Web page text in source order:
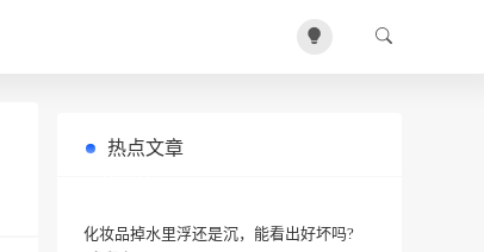
热点文章
化妆品掉水里浮还是沉，能看出好坏吗?